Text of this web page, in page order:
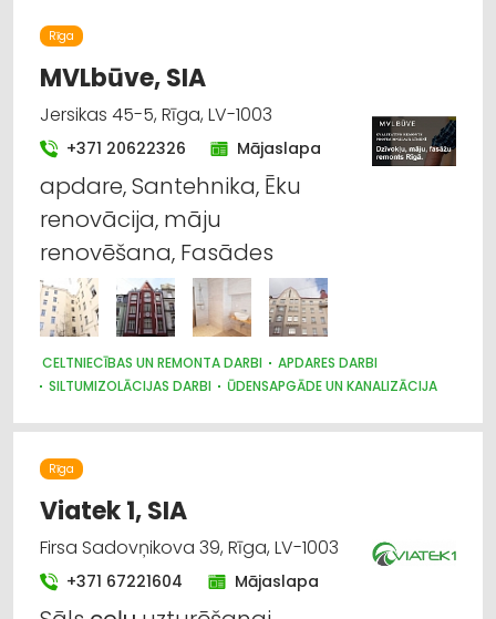
METĀLA TIRDZNIECĪBA
CEĻU UN TILTU BŪVE, UZTURĒŠANA
Rīga
MVLbūve, SIA
Jersikas 45-5, Rīga, LV-1003
+371 20622326 Mājaslapa
apdare, Santehnika, Ēku
renovācija, māju
renovēšana, Fasādes
CELTNIECĪBAS UN REMONTA DARBI
APDARES DARBI
SILTUMIZOLĀCIJAS DARBI
ŪDENSAPGĀDE UN KANALIZĀCIJA
RESTAURĀCIJA
BŪVUZRAUDZĪBA, BŪVVALDES
LABIEKĀRTOŠANA, APZAĻUMOŠANA
TREPES, KĀPNES
ELEKTROMONTĀŽA, ELEKTROINSTALĀCIJA
BŪVMATERIĀLU, BŪVKONSTRUKCIJU TIRDZNIECĪBA
BŪVMATERIĀLU, BŪVKONSTRUKCIJU RAŽOŠANA
BŪVMATERIĀLU, BŪVKONSTRUKCIJU VAIRUMTIRDZNIECĪBA
Rīga
Viatek 1, SIA
Firsa Sadovņikova 39, Rīga, LV-1003
+371 67221604 Mājaslapa